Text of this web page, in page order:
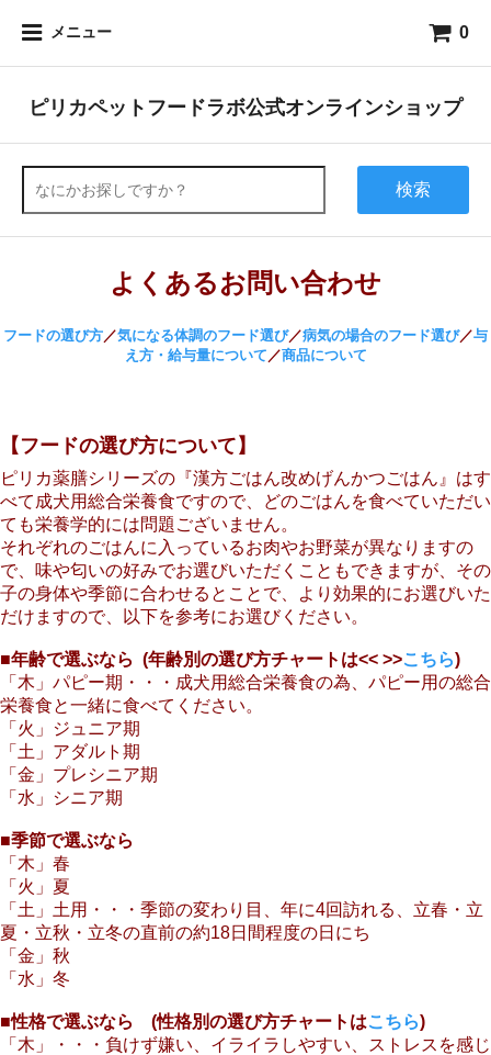
メニュー 0
ピリカペットフードラボ公式オンラインショップ
検索
よくあるお問い合わせ
フードの選び方 ／気になる体調のフード選び／病気の場合のフード選び／与
え方・給与量について ／商品について
【フードの選び方について】
ピリカ薬膳シリーズの『漢方ごはん改めげんかつごはん』はす
べて成犬用総合栄養食ですので、どのごはんを食べていただい
ても栄養学的には問題ございません。
それぞれのごはんに入っているお肉やお野菜が異なりますの
で、味や匂いの好みでお選びいただくこともできますが、その
子の身体や季節に合わせるとことで、より効果的にお選びいた
だけますので、以下を参考にお選びください。
■年齢で選ぶなら (年齢別の選び方チャートは<< >>こちら)
「木」パピー期・・・成犬用総合栄養食の為、パピー用の総合
栄養食と一緒に食べてください。
「火」ジュニア期
「土」アダルト期
「金」プレシニア期
「水」シニア期
■季節で選ぶなら
「木」春
「火」夏
「土」土用・・・季節の変わり目、年に4回訪れる、立春・立
夏・立秋・立冬の直前の約18日間程度の日にち
「金」秋
「水」冬
■性格で選ぶなら (性格別の選び方チャートはこちら)
「木」・・・負けず嫌い、イライラしやすい、ストレスを感じ